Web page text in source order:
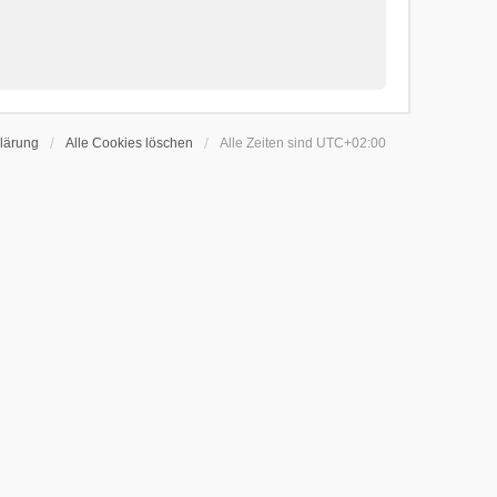
Alle Cookies löschen Alle Zeiten sind UTC+02:00